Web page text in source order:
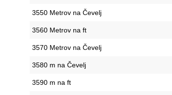
3550 Metrov na Čevelj
3560 Metrov na ft
3570 Metrov na Čevelj
3580 m na Čevelj
3590 m na ft